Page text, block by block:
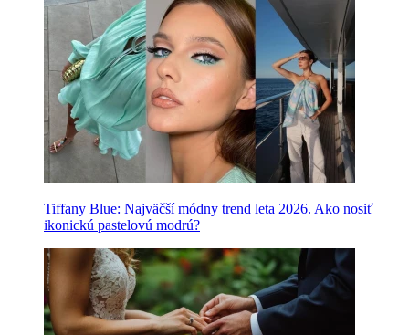
Tiffany Blue: Najväčší módny trend leta 2026. Ako nosiť
ikonickú pastelovú modrú?